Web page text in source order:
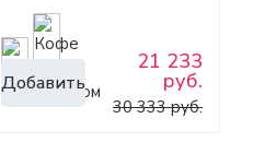
Добавить
21 233
руб.
30 333 руб.